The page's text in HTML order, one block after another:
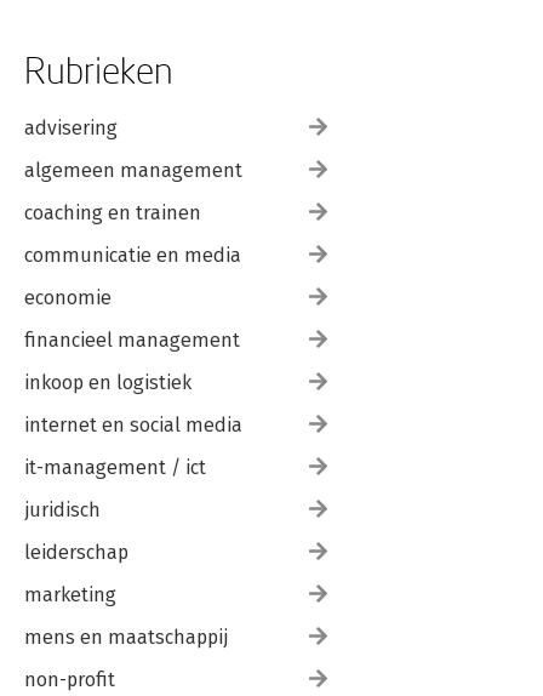
Rubrieken
advisering
algemeen management
coaching en trainen
communicatie en media
economie
financieel management
inkoop en logistiek
internet en social media
it-management / ict
juridisch
leiderschap
marketing
mens en maatschappij
non-profit